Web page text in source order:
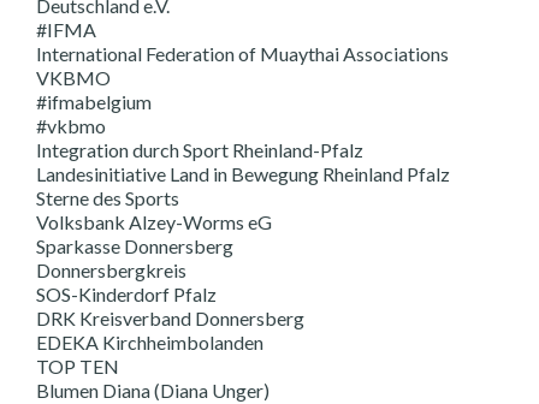
Deutschland e.V.
#IFMA
International Federation of Muaythai Associations
VKBMO
#ifmabelgium
#vkbmo
Integration durch Sport Rheinland-Pfalz
Landesinitiative Land in Bewegung Rheinland Pfalz
Sterne des Sports
Volksbank Alzey-Worms eG
Sparkasse Donnersberg
Donnersbergkreis
SOS-Kinderdorf Pfalz
DRK Kreisverband Donnersberg
EDEKA Kirchheimbolanden
TOP TEN
Blumen Diana (Diana Unger)